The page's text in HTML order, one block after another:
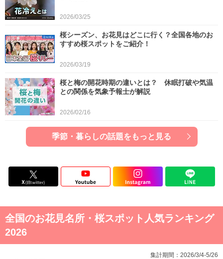
2026/03/25
桜シーズン、お花見はどこに行く？全国各地のお
すすめ桜スポットをご紹介！
2026/03/19
桜と梅の開花時期の違いとは？ 休眠打破や気温
との関係を気象予報士が解説
2026/02/16
季節・暮らしの話題をもっと見る
全国のお花見名所・桜スポット人気ランキング
2026
集計期間：2026/3/4-5/26